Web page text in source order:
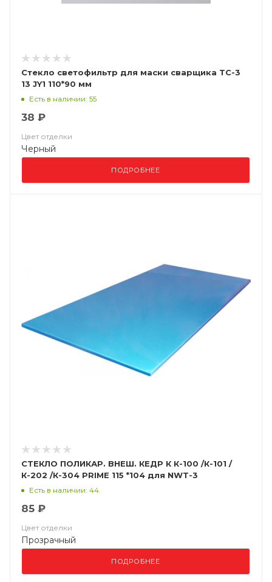
Стекло светофильтр для маски сварщика ТС-3
13 JY1 110*90 мм
Есть в наличии: 55
38 ₽
Цвет отделки
Черный
ПОДРОБНЕЕ
СТЕКЛО ПОЛИКАР. ВНЕШ. КЕДР К К-100 /К-101 /
К-202 /К-304 PRIME 115 *104 для NWT-3
(Арт.8005183)
Есть в наличии: 44
85 ₽
Цвет отделки
Прозрачный
ПОДРОБНЕЕ